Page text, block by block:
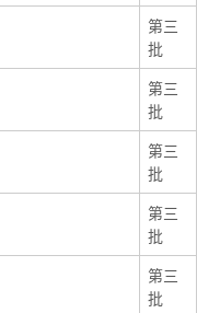
第三
批
第三
批
第三
批
第三
批
第三
批